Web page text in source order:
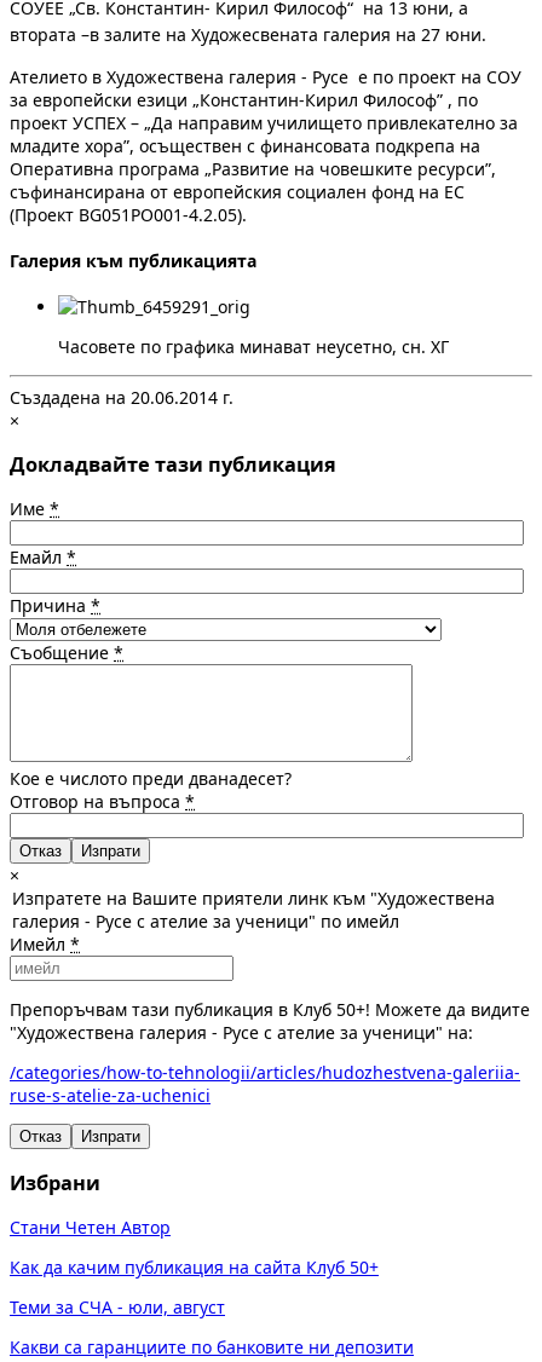
СОУЕЕ „Св. Константин- Кирил Философ“ на 13 юни, а
втората –в залите на Художесвената галерия на 27 юни.
Ателието в Художествена галерия - Русе е по проект на СОУ
за европейски езици „Константин-Кирил Философ” , по
проект УСПЕХ – „Да направим училището привлекателно за
младите хора”, осъществен с финансовата подкрепа на
Оперативна програма „Развитие на човешките ресурси”,
съфинансирана от европейския социален фонд на ЕС
(Проект BG051PO001-4.2.05).
Галерия към публикацията
Часовете по графика минават неусетно, сн. ХГ
Създадена на 20.06.2014 г.
×
Докладвайте тази публикация
Име *
Емайл *
Причина *
Съобщение *
Кое е числото преди дванадесет?
Отговор на въпроса *
Отказ
×
Изпратете на Вашите приятели линк към "Художествена
галерия - Русе с ателие за ученици" по имейл
Имейл *
Препоръчвам тази публикация в Клуб 50+! Можете да видите
"Художествена галерия - Русе с ателие за ученици" на:
/categories/how-to-tehnologii/articles/hudozhestvena-galeriia-
ruse-s-atelie-za-uchenici
Отказ Изпрати
Избрани
Стани Четен Автор
Как да качим публикация на сайта Клуб 50+
Теми за СЧА - юли, август
Какви са гаранциите по банковите ни депозити